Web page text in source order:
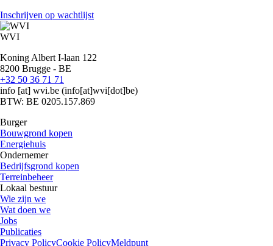
Inschrijven op wachtlijst
WVI
Koning Albert I-laan 122
8200 Brugge - BE
+32 50 36 71 71
info [at] wvi.be (info[at]wvi[dot]be)
BTW: BE 0205.157.869
Burger
Bouwgrond kopen
Energiehuis
Ondernemer
Bedrijfsgrond kopen
Terreinbeheer
Lokaal bestuur
Wie zijn we
Wat doen we
Jobs
Publicaties
Privacy PolicyCookie PolicyMeldpunt